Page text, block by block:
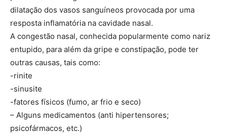
dilatação dos vasos sanguíneos provocada por uma
resposta inflamatória na cavidade nasal.
A congestão nasal, conhecida popularmente como nariz
entupido, para além da gripe e constipação, pode ter
outras causas, tais como:
-rinite
-sinusite
-fatores físicos (fumo, ar frio e seco)
– Alguns medicamentos (anti hipertensores;
psicofármacos, etc.)